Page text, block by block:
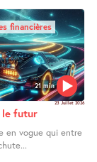
21 min
financières
23 Juillet 2026
le futur
en vogue qui entre